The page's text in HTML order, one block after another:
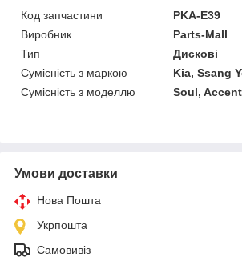
Код запчастини
PKA-E39
Виробник
Parts-Mall
Тип
Дискові
Сумісність з маркою
Kia, Ssang
Сумісність з моделлю
Soul,
Умови доставки
Нова Пошта
Укрпошта
Самовивіз